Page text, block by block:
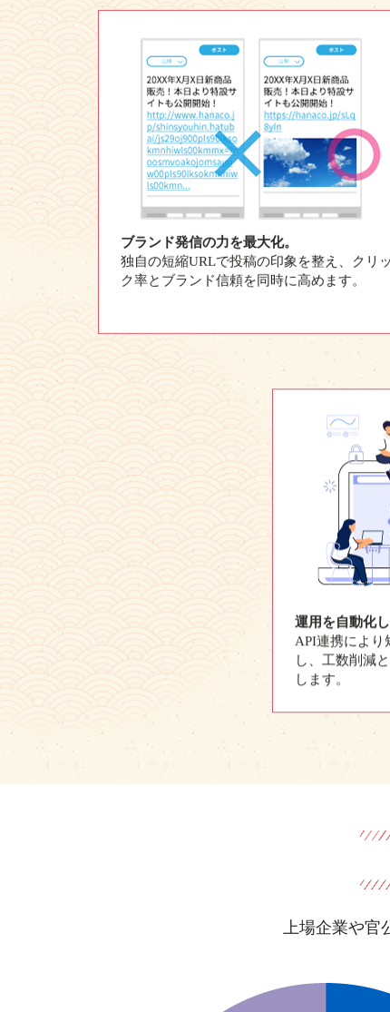
ブランド発信の力を最大化。
独自の短縮URLで投稿の印象を整え、クリッ
ク率とブランド信頼を同時に高めます。
運用を自動化
API連携により
し、工数削減
します。
上場企業や官